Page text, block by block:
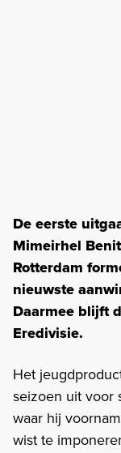
De eerste
Mimeirhel
Rotterdam
nieuwste
Daarmee blijft
Eredivisie.
Het
seizoen uit voor
waar hij
wist te